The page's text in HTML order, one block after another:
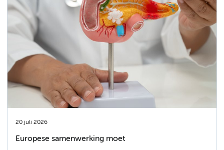
20 juli 2026
Europese samenwerking moet